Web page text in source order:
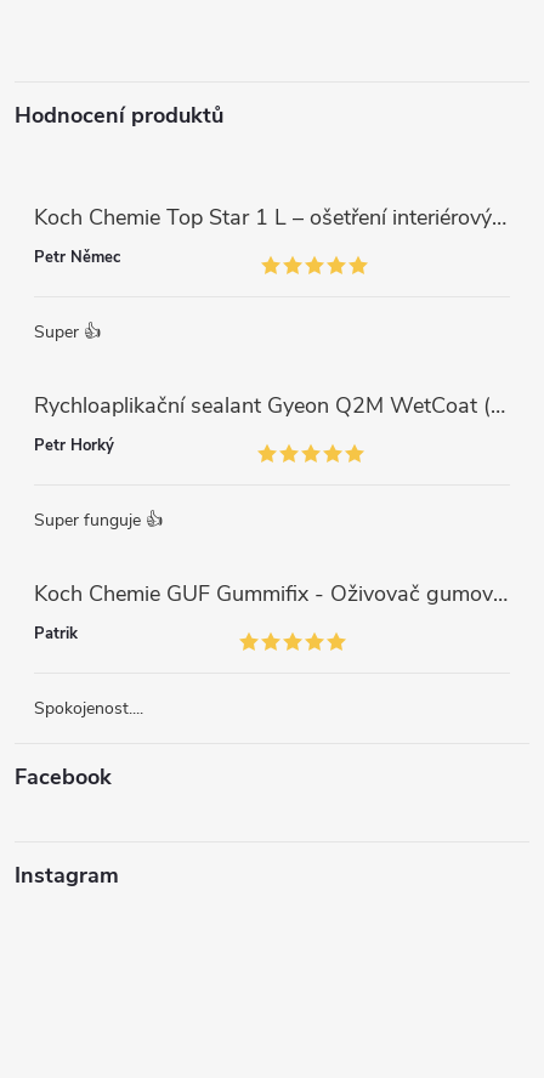
Hodnocení produktů
Koch Chemie Top Star 1 L – ošetření interiérových plastů, ochrana a matný vzhled
Petr Němec
Super 👍
Rychloaplikační sealant Gyeon Q2M WetCoat (1 L)
Petr Horký
Super funguje 👍
Koch Chemie GUF Gummifix - Oživovač gumových koberců (1000ml)
Patrik
Spokojenost....
Facebook
Instagram